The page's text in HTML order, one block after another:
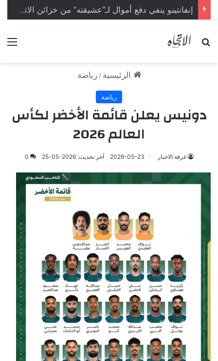
إنفانتينو ينفي دفع أموال لـ”عشيقته” من خزائن الاتحاد الأوروبي
بحث عن
الرئيسية / رياضة
رياضة
دونيس يعلن قائمة الأخضر لكأس
العالم 2026
غرفة الاخبار 2026-05-23 آخر تحديث: 2026-05-25 0